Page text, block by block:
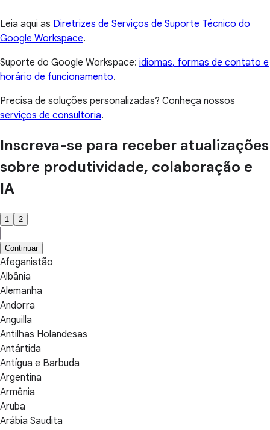
Leia aqui as Diretrizes de Serviços de Suporte Técnico do
Google Workspace.
Suporte do Google Workspace: idiomas, formas de contato e
horário de funcionamento.
Precisa de soluções personalizadas? Conheça nossos
serviços de consultoria.
Inscreva-se para receber atualizações
sobre produtividade, colaboração e
IA
1 2
Continuar
Afeganistão
Albânia
Alemanha
Andorra
Anguilla
Antilhas Holandesas
Antártida
Antígua e Barbuda
Argentina
Armênia
Aruba
Arábia Saudita